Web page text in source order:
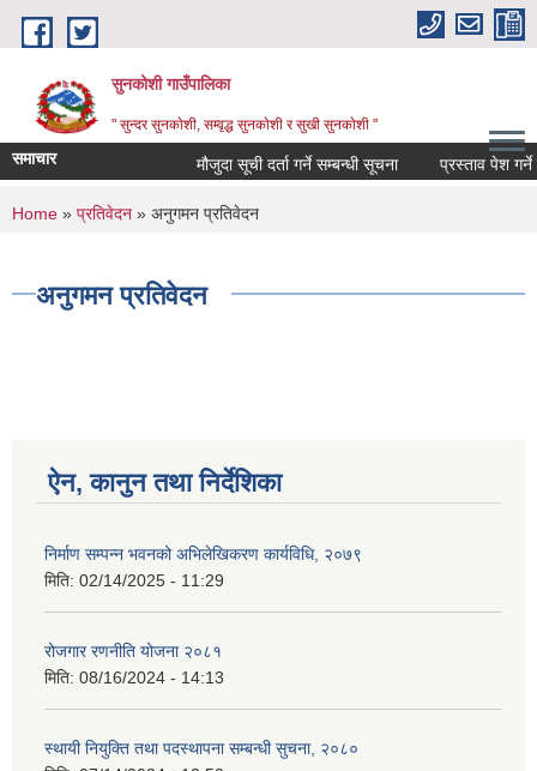
Skip to main content
सुनकोशी गाउँपालिका
" सुन्दर सुनकाेशी, सम्वृद्ध सुनकाेशी र सुखी सुनकाेशी "
समाचार मौजुदा सूची दर्ता गर्ने सम्बन्धी सूचना प्रस्ताव पेश गर्ने
You are here
Home » प्रतिवेदन » अनुगमन प्रतिवेदन
अनुगमन प्रतिवेदन
ऐन, कानुन तथा निर्देशिका
निर्माण सम्पन्न भवनको अभिलेखिकरण कार्यविधि, २०७९
मिति: 02/14/2025 - 11:29
रोजगार रणनीति योजना २०८१
मिति: 08/16/2024 - 14:13
स्थायी नियुक्ति तथा पदस्थापना सम्बन्धी सुचना, २०८०